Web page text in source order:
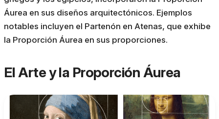
Áurea en sus diseños arquitectónicos. Ejemplos
notables incluyen el Partenón en Atenas, que exhibe
la Proporción Áurea en sus proporciones.
El Arte y la Proporción Áurea